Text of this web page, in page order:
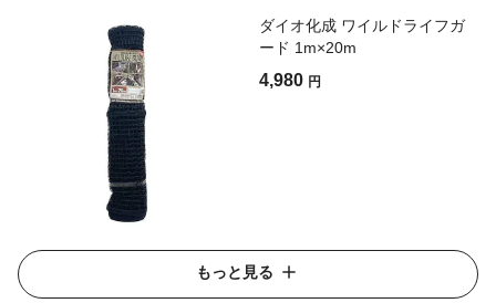
ダイオ化成 ワイルドライフガ
ード 1m×20m
4,980 円
もっと見る